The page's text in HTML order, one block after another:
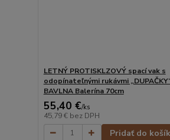
LETNÝ PROTISKLZOVÝ spací vak s
odopínateľnými rukávmi
BAVLNA Balerína 70cm
55,40 €/ks
45,79 € bez DPH
Pridať do